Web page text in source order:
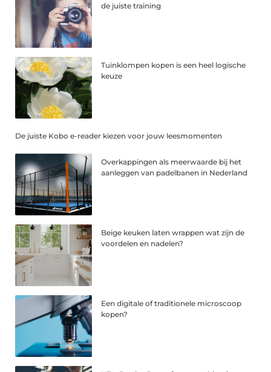
de juiste training
Tuinklompen kopen is een heel logische
keuze
De juiste Kobo e-reader kiezen voor jouw leesmomenten
Overkappingen als meerwaarde bij het
aanleggen van padelbanen in Nederland
Beige keuken laten wrappen wat zijn de
voordelen en nadelen?
Een digitale of traditionele microscoop
kopen?